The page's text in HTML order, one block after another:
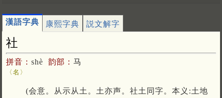
漢語字典 康熙字典 説文解字
社
拼音： shè 韵部： 马
〈名〉
(会意。从示从土。土亦声。社土同字。本义:土地